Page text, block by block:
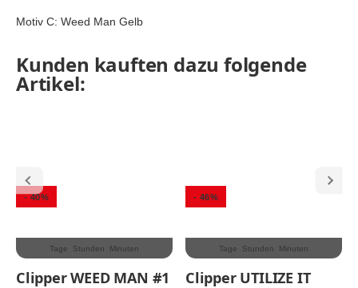
Motiv C: Weed Man Gelb
Kunden kauften dazu folgende
Artikel:
Tage Stunden Minuten
- 40%
Clipper WEED MAN #1
Tage Stunden Minuten
- 46%
Clipper UTILIZE IT